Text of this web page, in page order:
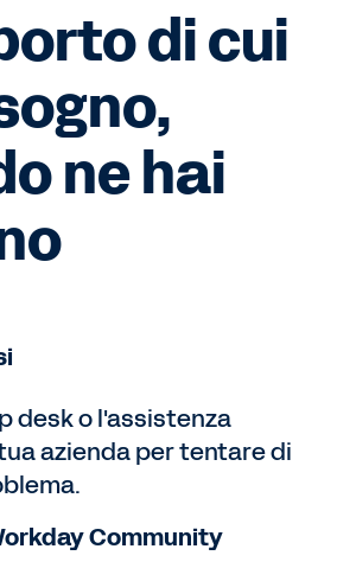
di cui
ne hai
desk o l'assistenza
azienda per tentare di
Community